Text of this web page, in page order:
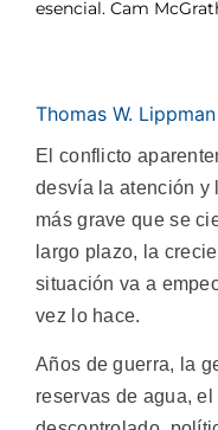
esencial. Cam
Thomas W. Lippman
El conflicto
desvía la atención y
más grave que se
largo plazo, la
situación va a
vez lo hace.
Años de guerra, la
reservas de agua,